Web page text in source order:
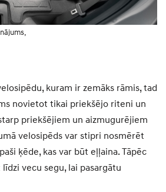
kuram ir zemāks rāmis, tad
novietot tikai priekšējo riteni un
priekšējiem un aizmugurējiem
velosipēds var stipri nosmērēt
ķēde, kas var būt eļļaina. Tāpēc
vecu segu, lai pasargātu